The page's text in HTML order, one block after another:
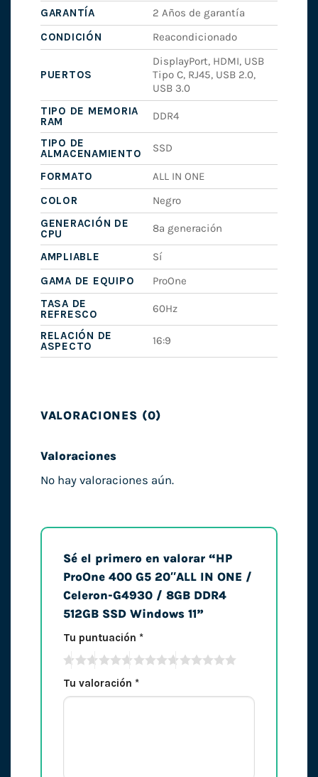
GARANTÍA
2 Años de garantía
CONDICIÓN
Reacondicionado
PUERTOS
DisplayPort, HDMI, USB
Tipo C, RJ45, USB 2.0,
USB 3.0
TIPO DE MEMORIA
RAM
DDR4
TIPO DE
ALMACENAMIENTO
SSD
FORMATO
ALL IN ONE
COLOR
Negro
GENERACIÓN DE
CPU
8ª generación
AMPLIABLE
Sí
GAMA DE EQUIPO
ProOne
TASA DE
REFRESCO
60Hz
RELACIÓN DE
ASPECTO
16:9
VALORACIONES (0)
Valoraciones
No hay valoraciones aún.
Sé el primero en valorar “HP
ProOne 400 G5 20″ALL IN ONE /
Celeron-G4930 / 8GB DDR4
512GB SSD Windows 11”
Tu puntuación *
Tu valoración *